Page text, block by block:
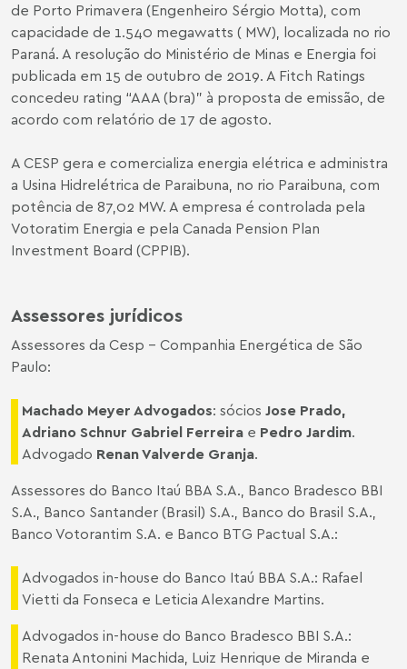
de Porto Primavera (Engenheiro Sérgio Motta), com
capacidade de 1.540 megawatts ( MW), localizada no rio
Paraná. A resolução do Ministério de Minas e Energia foi
publicada em 15 de outubro de 2019. A Fitch Ratings
concedeu rating “AAA (bra)” à proposta de emissão, de
acordo com relatório de 17 de agosto.
A CESP gera e comercializa energia elétrica e administra
a Usina Hidrelétrica de Paraibuna, no rio Paraibuna, com
potência de 87,02 MW. A empresa é controlada pela
Votoratim Energia e pela Canada Pension Plan
Investment Board (CPPIB).
Assessores jurídicos
Assessores da Cesp – Companhia Energética de São
Paulo:
Machado Meyer Advogados: sócios Jose Prado,
Adriano Schnur Gabriel Ferreira e Pedro Jardim.
Advogado Renan Valverde Granja.
Assessores do Banco Itaú BBA S.A., Banco Bradesco BBI
S.A., Banco Santander (Brasil) S.A., Banco do Brasil S.A.,
Banco Votorantim S.A. e Banco BTG Pactual S.A.:
Advogados in-house do Banco Itaú BBA S.A.: Rafael
Vietti da Fonseca e Leticia Alexandre Martins.
Advogados in-house do Banco Bradesco BBI S.A.:
Renata Antonini Machida, Luiz Henrique de Miranda e